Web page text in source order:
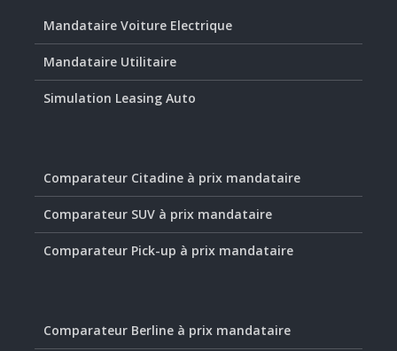
Mandataire Voiture Electrique
Mandataire Utilitaire
Simulation Leasing Auto
Comparateur Citadine à prix mandataire
Comparateur SUV à prix mandataire
Comparateur Pick-up à prix mandataire
Comparateur Berline à prix mandataire